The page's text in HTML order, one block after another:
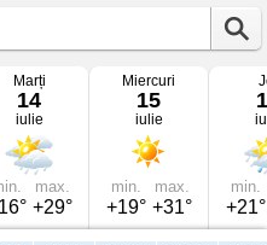
Marți
14
iulie
max.
+29°
Miercuri
15
iulie
min.
+19°
max.
+31°
min.
+21°